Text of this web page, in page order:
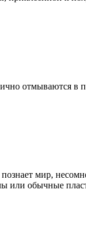
отмываются в
мир,
или обычные